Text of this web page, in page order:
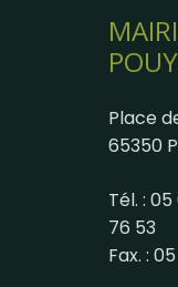
Place
65350
Tél. :
76 53
Fax. :